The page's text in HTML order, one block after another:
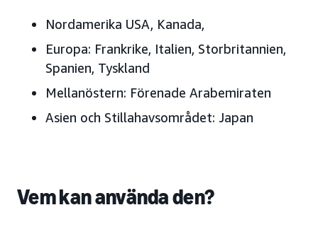
Nordamerika USA, Kanada,
Europa: Frankrike, Italien, Storbritannien,
Spanien, Tyskland
Mellanöstern: Förenade Arabemiraten
Asien och Stillahavsområdet: Japan
Vem kan använda den?